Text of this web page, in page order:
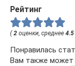
Рейтинг
(2 оценки, среднее 4.5
Понравилась
Вам также может